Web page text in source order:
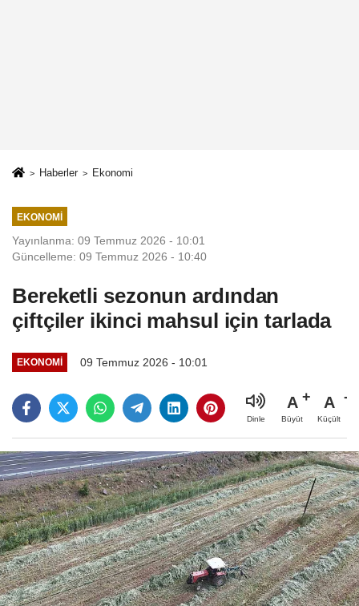
Haberler Ekonomi
EKONOMI
Yayınlanma: 09 Temmuz 2026 - 10:01
Güncelleme: 09 Temmuz 2026 - 10:40
Bereketli sezonun ardından
çiftçiler ikinci mahsul için tarlada
EKONOMI 09 Temmuz 2026 - 10:01
Dinle
A
Büyüt
A
Küçült